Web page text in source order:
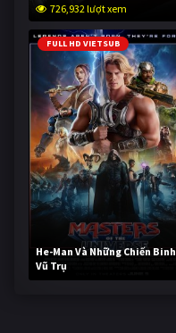
726,932 lượt xem
FULL HD VIETSUB
He-Man Và Những Chiến Binh
Vũ Trụ
245,604 lượt xem